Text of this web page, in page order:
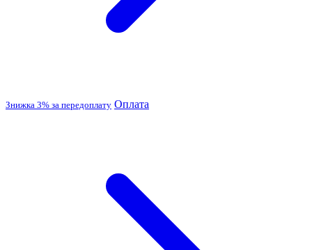
Знижка 3% за передоплату Оплата